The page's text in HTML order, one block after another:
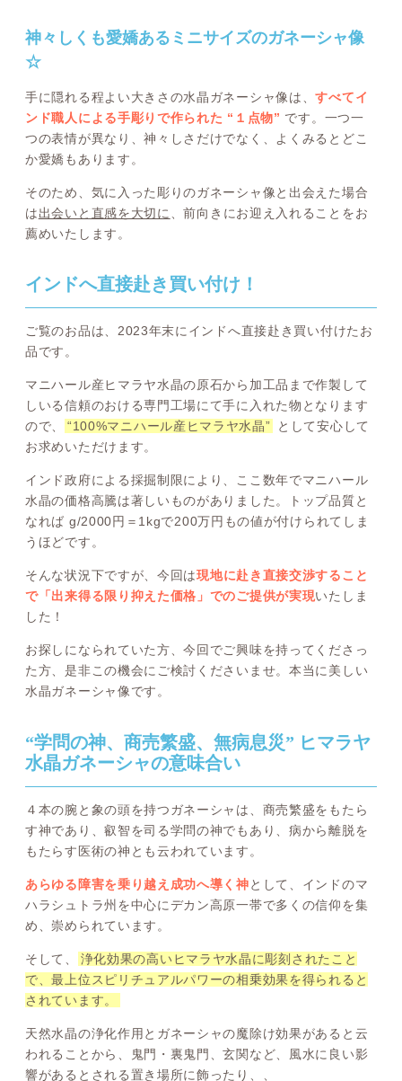
神々しくも愛嬌あるミニサイズのガネーシャ像
☆
手に隠れる程よい大きさの水晶ガネーシャ像は、すべてイ
ンド職人による手彫りで作られた “１点物” です。一つ一
つの表情が異なり、神々しさだけでなく、よくみるとどこ
か愛嬌もあります。
そのため、気に入った彫りのガネーシャ像と出会えた場合
は出会いと直感を大切に
、前向きにお迎え入れることをお
薦めいたします。
インドへ直接赴き買い付け！
ご覧のお品は、2023年末にインドへ直接赴き買い付けたお
品です。
マニハール産ヒマラヤ水晶の原石から加工品まで作製して
しいる信頼のおける専門工場にて手に入れた物となります
ので、
“100%マニハール産ヒマラヤ水晶”
として安心して
お求めいただけます。
インド政府による採掘制限により、ここ数年でマニハール
水晶の価格高騰は著しいものがありました。トップ品質と
なれば g/2000円＝1kgで200万円もの値が付けられてしま
うほどです。
そんな状況下ですが、今回は現地に赴き直接交渉すること
で「出来得る限り抑えた価格」でのご提供が実現いたしま
した！
お探しになられていた方、今回でご興味を持ってくださっ
た方、是非この機会にご検討くださいませ。本当に美しい
水晶ガネーシャ像です。
“学問の神、商売繁盛、無病息災” ヒマラヤ
水晶ガネーシャの意味合い
４本の腕と象の頭を持つガネーシャは、商売繁盛をもたら
す神であり、叡智を司る学問の神でもあり、病から離脱を
もたらす医術の神とも云われています。
あらゆる障害を乗り越え成功へ導く神として、インドのマ
ハラシュトラ州を中心にデカン高原一帯で多くの信仰を集
め、崇められています。
そして、
浄化効果の高いヒマラヤ水晶に彫刻されたこと
で、最上位スピリチュアルパワーの相乗効果を得られると
されています。
天然水晶の浄化作用とガネーシャの魔除け効果があると云
われることから、鬼門・裏鬼門、玄関など、風水に良い影
響があるとされる置き場所に飾ったり、、